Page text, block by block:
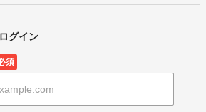
グイン
須